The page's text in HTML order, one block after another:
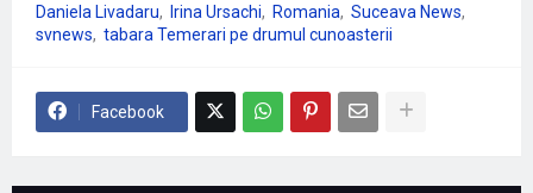
Daniela Livadaru
Irina Ursachi Romania
Suceava News
svnews
tabara Temerari pe drumul cunoasterii
Facebook